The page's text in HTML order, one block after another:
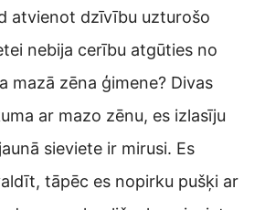
atvienot dzīvību uzturošo
nebija cerību atgūties no
mazā zēna ģimene? Divas
ar mazo zēnu, es izlasīju
sieviete ir mirusi. Es
tāpēc es nopirku pušķi ar